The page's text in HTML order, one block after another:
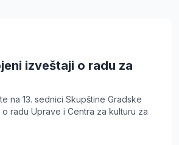
izveštaji o radu za
na 13. sednici Skupštine Gradske
radu Uprave i Centra za kulturu za